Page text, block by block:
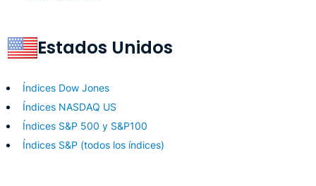
Estados Unidos
Índices Dow Jones
Índices NASDAQ US
Índices S&P 500 y S&P100
Índices S&P (todos los índices)